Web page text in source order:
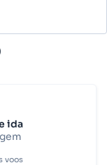
ida
voos